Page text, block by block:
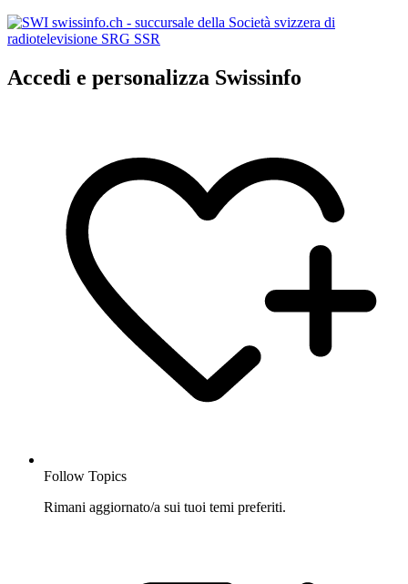
Accedi e personalizza Swissinfo
Follow Topics
Rimani aggiornato/a sui tuoi temi preferiti.